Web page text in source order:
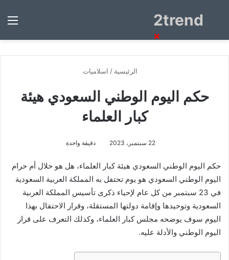
2trendبحث
الرئيسية / اسلاميات
حكم اليوم الوطني السعودي هيئة
كبار العلماء
22 سبتمبر، 2023 دقيقة واحدة
حكم اليوم الوطني السعودي هيئة كبار العلماء، هل هو حلال أم حرام
اليوم الوطني السعودي هو يوم تحتفل به المملكة العربية السعودية
في 23 سبتمبر من كل عام لإحياء ذكرى تأسيس المملكة العربية
السعودية وتوحيدها وإقامة دولتها المستقلة، وقرار الاحتفال بهذا
اليوم سوف يوضحه مجلس كبار العلماء، وكذلك التعرف على قرار
اليوم الوطني والأدلة عليه.
×